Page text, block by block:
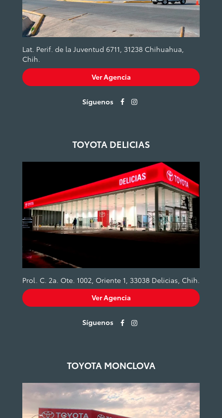
Lat. Perif. de la Juventud 6711, 31238 Chihuahua,
Chih.
Ver Agencia
Síguenos
TOYOTA DELICIAS
Prol. C. 2a. Ote. 1002, Oriente 1, 33038 Delicias, Chih.
Ver Agencia
Síguenos
TOYOTA MONCLOVA